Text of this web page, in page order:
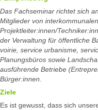
Das Fachseminar richtet sich
Mitglieder von
Projektleiter:innen/
der Verwaltung für öffentliche
voirie, service urbanisme,
Planungsbüros sowie
ausführende Betriebe
Bürger:innen.
Ziele
Es ist gewusst, dass sich